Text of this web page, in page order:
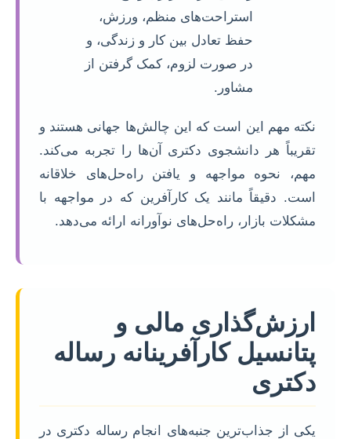
استراحت‌های منظم، ورزش،
حفظ تعادل بین کار و زندگی، و
در صورت لزوم، کمک گرفتن از
مشاور.
نکته مهم این است که این چالش‌ها جهانی هستند و
تقریباً هر دانشجوی دکتری آن‌ها را تجربه می‌کند.
مهم، نحوه مواجهه و یافتن راه‌حل‌های خلاقانه
است. دقیقاً مانند یک کارآفرین که در مواجهه با
مشکلات بازار، راه‌حل‌های نوآورانه ارائه می‌دهد.
ارزش‌گذاری مالی و
پتانسیل کارآفرینانه رساله
دکتری
یکی از جذاب‌ترین جنبه‌های انجام رساله دکتری در